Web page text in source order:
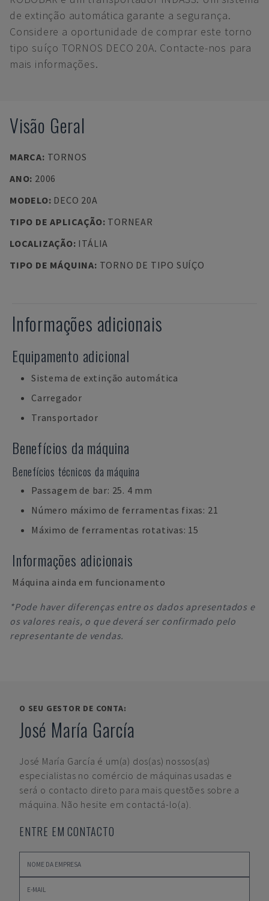
de extinção automática garante a segurança.
Considere a oportunidade de comprar este torno
tipo suíço TORNOS DECO 20A. Contacte-nos para
mais informações.
Visão Geral
MARCA: TORNOS
ANO: 2006
MODELO: DECO 20A
TIPO DE APLICAÇÃO: TORNEAR
LOCALIZAÇÃO: ITÁLIA
TIPO DE MÁQUINA: TORNO DE TIPO SUÍÇO
Informações adicionais
Equipamento adicional
Sistema de extinção automática
Carregador
Transportador
Benefícios da máquina
Benefícios técnicos da máquina
Passagem de bar: 25. 4 mm
Número máximo de ferramentas fixas: 21
Máximo de ferramentas rotativas: 15
Informações adicionais
Máquina ainda em funcionamento
*Pode haver diferenças entre os dados apresentados e
os valores reais, o que deverá ser confirmado pelo
representante de vendas.
O SEU GESTOR DE CONTA:
José María García
José María García é um(a) dos(as) nossos(as)
especialistas no comércio de máquinas usadas e
será o contacto direto para mais questões sobre a
máquina. Não hesite em contactá-lo(a).
ENTRE EM CONTACTO